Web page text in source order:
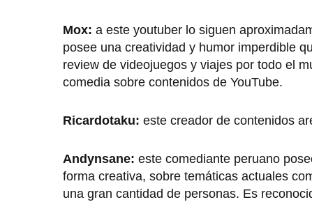
Mox: a este youtuber lo siguen
posee una creatividad y humor imperdible
review de videojuegos y viajes por todo el
comedia sobre contenidos de YouTube.
Ricardotaku: este creador de contenidos
Andynsane: este comediante peruano
forma creativa, sobre temáticas actuales
una gran cantidad de personas. Es